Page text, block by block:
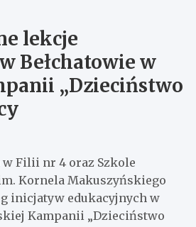
lekcje
Bełchatowie w
„Dzieciństwo
Filii nr 4 oraz Szkole
Kornela Makuszyńskiego
inicjatyw edukacyjnych w
Kampanii „Dzieciństwo